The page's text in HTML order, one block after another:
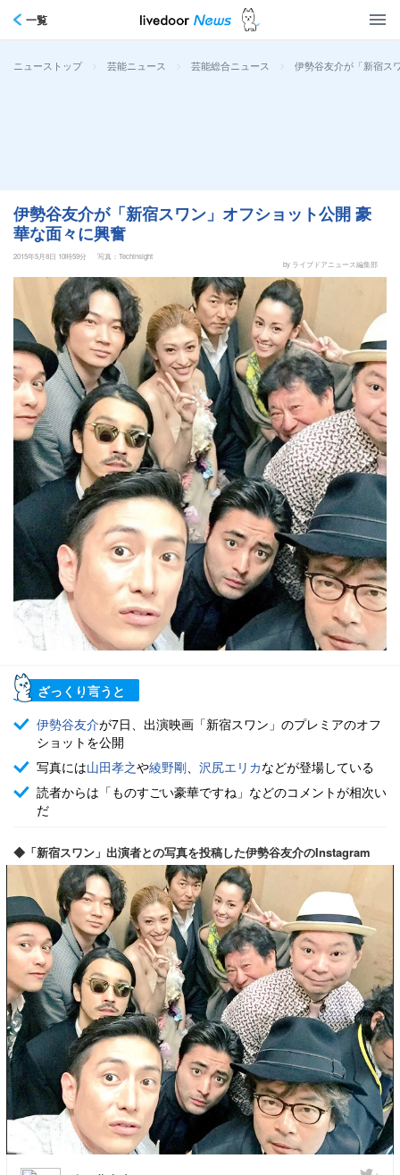
一覧
ニューストップ > 芸能ニュース > 芸能総合ニュース > 伊勢谷友介が「新宿ス
伊勢谷友介が「新宿スワン」オフショット公開 豪
華な面々に興奮
2015年5月8日 10時59分
写真：Techinsight
by ライブドアニュース編集部
ざっくり言うと
伊勢谷友介が7日、出演映画「新宿スワン」のプレミアのオフ
ショットを公開
写真には山田孝之や綾野剛、 沢尻エリカなどが登場している
読者からは「ものすごい豪華ですね」などのコメントが相次い
だ
◆「新宿スワン」出演者との写真を投稿した伊勢谷友介のInstagram